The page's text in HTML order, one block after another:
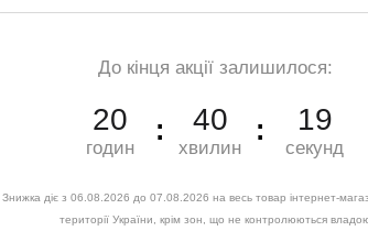
До кінця акції залишилося:
20
годин
40
хвилин
18
секунд
Знижка діє з 06.08.2026 до 07.08.2026 на весь товар інтернет-
території України, крім зон, що не контролюються